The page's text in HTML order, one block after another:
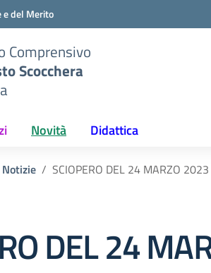
del Merito
Comprensivo
Scocchera
Novità Didattica
Notizie SCIOPERO DEL 24 MARZO 2023
DEL 24